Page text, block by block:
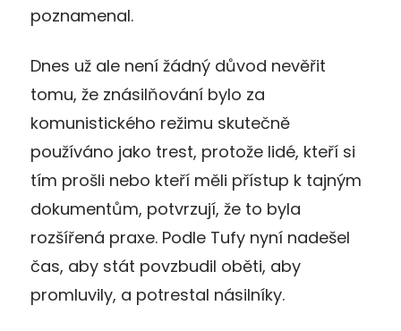
poznamenal.
Dnes už ale není žádný důvod nevěřit
tomu, že znásilňování bylo za
komunistického režimu skutečně
používáno jako trest, protože lidé, kteří si
tím prošli nebo kteří měli přístup k tajným
dokumentům, potvrzují, že to byla
rozšířená praxe. Podle Tufy nyní nadešel
čas, aby stát povzbudil oběti, aby
promluvily, a potrestal násilníky.